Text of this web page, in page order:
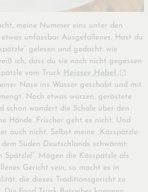
meine Nummer eins unter den
etwas unfassbar Ausgefallenes. Hast du
gelesen und gedacht: wie
ich, dass du sie noch nicht gegessen
vom Truck
Heisser Hobel
Nase ins Wasser geschabt und mit
Noch etwas würzen, geröstete
schon wandert die Schale über den
Hände. Frischer geht es nicht. Und
auch nicht. Selbst meine „Kässpätzle-
Süden Deutschlands schwärmt:
Spätzle!“. Mögen die Kässpätzle als
Gericht sein, so macht es in
die dieses Traditionsgericht zu